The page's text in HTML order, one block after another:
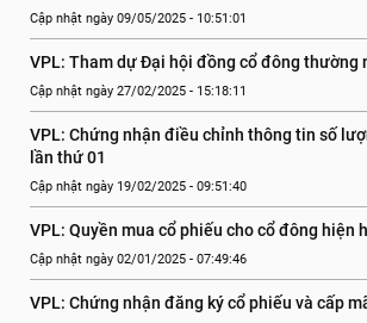
Cập nhật ngày 09/05/2025 - 10:51:01
Cập nhật ngày 27/02/2025 - 15:18:11
VPL: Chứng nhận điều chỉnh thông tin số
lần thứ 01
Cập nhật ngày 19/02/2025 - 09:51:40
VPL: Quyền mua cổ phiếu cho cổ đông hiện
Cập nhật ngày 02/01/2025 - 07:49:46
VPL: Chứng nhận đăng ký cổ phiếu và cấp